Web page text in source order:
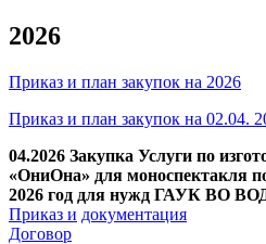
2026
Приказ и план закупок на 2026
Приказ и план закупок на 02.04.
04.2026 Закупка Услуги по
«ОниОна» для моноспектакля
2026 год для нужд ГАУК ВО
Приказ и документация
Договор